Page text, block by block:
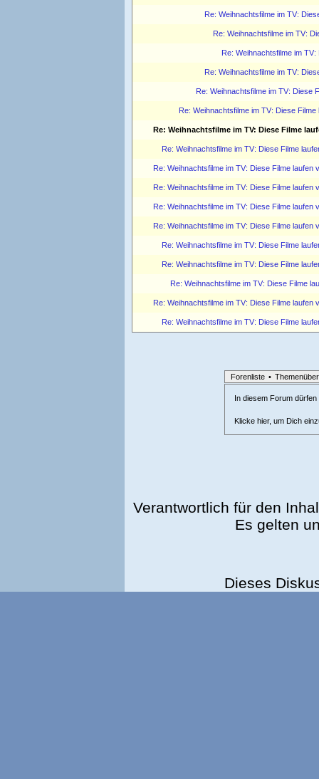
Re: Weihnachtsfilme im TV:
Re: Weihnachtsfilme im TV:
Re: Weihnachtsfilme im
Re: Weihnachtsfilme im TV:
Re: Weihnachtsfilme im TV: Diese
Re: Weihnachtsfilme im TV: Diese
Re: Weihnachtsfilme im TV: Diese Filme
Re: Weihnachtsfilme im TV: Diese Filme
Re: Weihnachtsfilme im TV: Diese Filme laufen
Re: Weihnachtsfilme im TV: Diese Filme laufen
Re: Weihnachtsfilme im TV: Diese Filme laufen
Re: Weihnachtsfilme im TV: Diese Filme laufen
Re: Weihnachtsfilme im TV: Diese Filme
Re: Weihnachtsfilme im TV: Diese Filme
Re: Weihnachtsfilme im TV: Diese Filme
Re: Weihnachtsfilme im TV: Diese Filme laufen
Re: Weihnachtsfilme im TV: Diese Filme
Forenliste •
In diesem Forum
Klicke hier, um Dich
Verantwortlich für den
Es gelten
Dieses